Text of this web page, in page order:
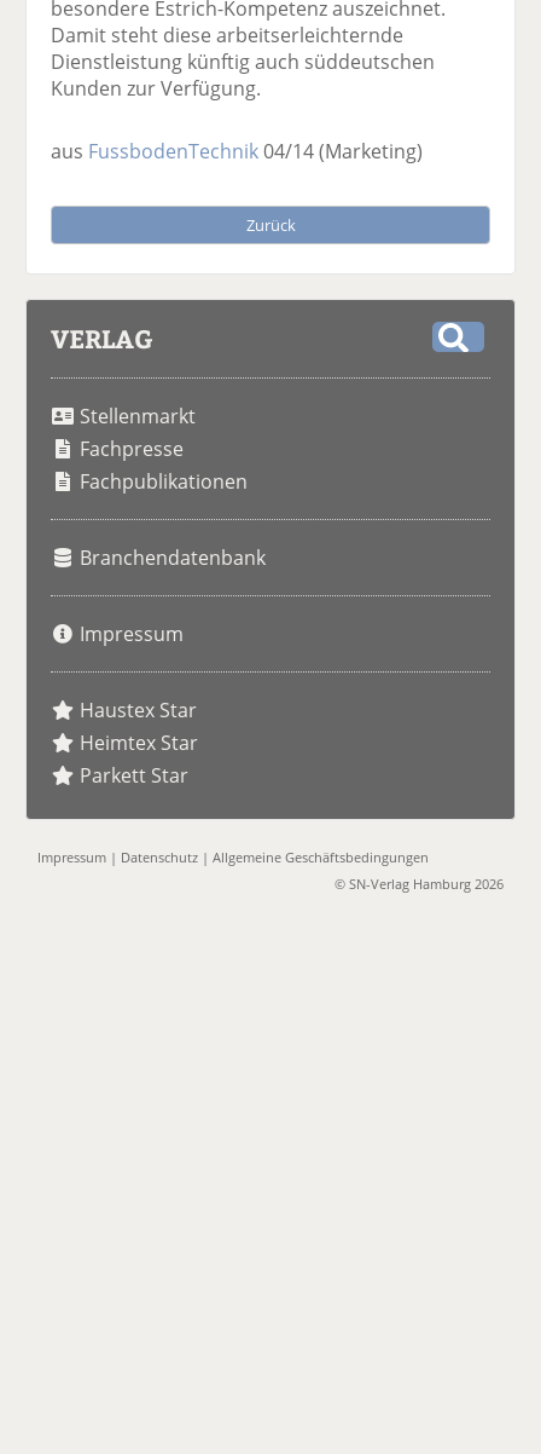
besondere Estrich-Kompetenz auszeichnet.
Damit steht diese arbeitserleichternde
Dienstleistung künftig auch süddeutschen
Kunden zur Verfügung.
aus FussbodenTechnik04/14(Marketing)
Zurück
VERLAG
Stellenmarkt
Fachpresse
Fachpublikationen
Branchendatenbank
Impressum
Haustex Star
Heimtex Star
Parkett Star
Impressum | Datenschutz |Allgemeine Geschäftsbedingungen
© SN-Verlag Hamburg 2026